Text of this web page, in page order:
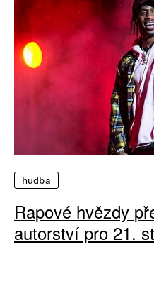
hudba
Rapové hvězdy
autorství pro 21.